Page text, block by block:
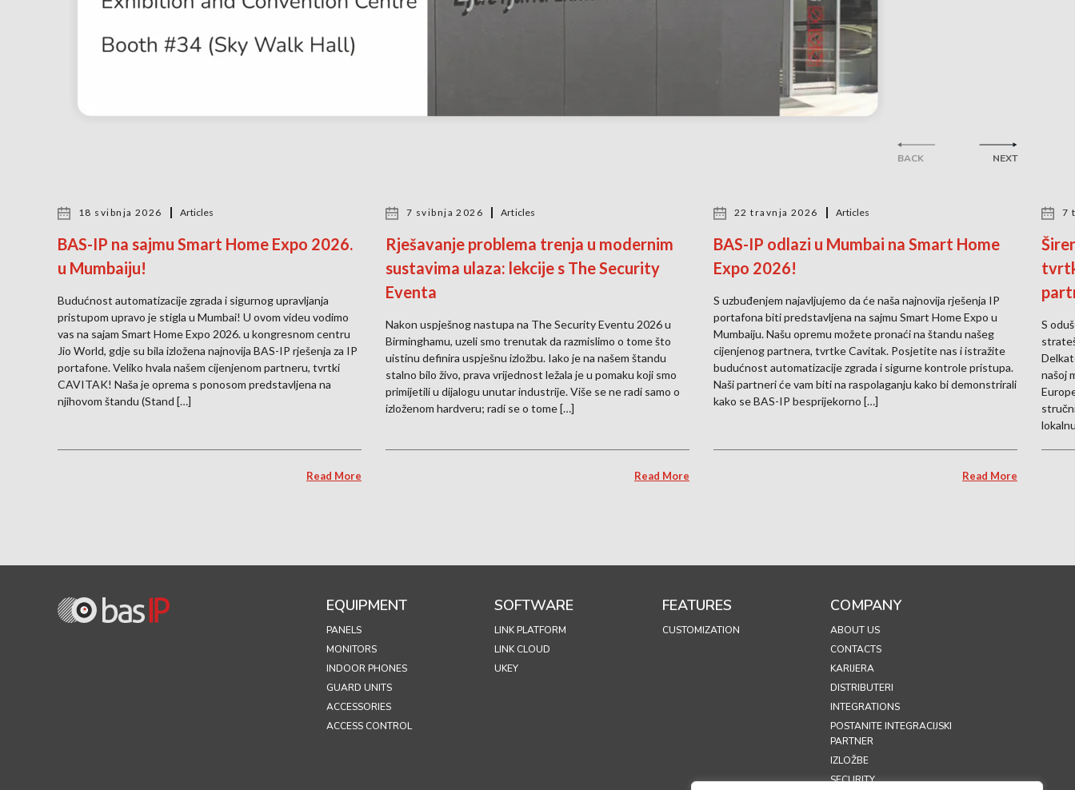
BACK
18 svibnja 2026 Articles
BAS-IP na sajmu Smart Home Expo 2026.
u Mumbaiju!
Budućnost automatizacije zgrada i sigurnog upravljanja
pristupom upravo je stigla u Mumbai! U ovom videu vodimo
vas na sajam Smart Home Expo 2026. u kongresnom centru
Jio World, gdje su bila izložena najnovija BAS-IP rješenja za IP
portafone. Veliko hvala našem cijenjenom partneru, tvrtki
CAVITAK! Naša je oprema s ponosom predstavljena na
njihovom štandu (Stand […]
Read More
7 svibnja 2026 Articles
Rješavanje problema trenja u modernim
sustavima ulaza: lekcije s The Security
Eventa
Nakon uspješnog nastupa na The Security Eventu 2026 u
Birminghamu, uzeli smo trenutak da razmislimo o tome što
uistinu definira uspješnu izložbu. Iako je na našem štandu
stalno bilo živo, prava vrijednost ležala je u pomaku koji smo
primijetili u dijalogu unutar industrije. Više se ne radi samo o
izloženom hardveru; radi se o tome […]
Read More
22 travnja 2026 Articles
BAS-IP odlazi u Mumbai na Smart Home
Expo 2026!
S uzbuđenjem najavljujemo da će naša najnovija rješenja IP
portafona biti predstavljena na sajmu Smart Home Expo u
Mumbaiju. Našu opremu možete pronaći na štandu našeg
cijenjenog partnera, tvrtke Cavitak. Posjetite nas i istražite
budućnost automatizacije zgrada i sigurne kontrole pristupa.
Naši partneri će vam biti na raspolaganju kako bi demonstrirali
kako se BAS-IP besprijekorno […]
Read More
7
S
našoj
NEXT
EQUIPMENT
PANELS
MONITORS
INDOOR PHONES
GUARD UNITS
ACCESSORIES
ACCESS CONTROL
SOFTWARE
LINK PLATFORM
LINK CLOUD
UKEY
FEATURES
CUSTOMIZATION
COMPANY
ABOUT US
CONTACTS
KARIJERA
DISTRIBUTERI
INTEGRATIONS
POSTANITE INTEGRACIJSKI
PARTNER
IZLOŽBE
SECURITY